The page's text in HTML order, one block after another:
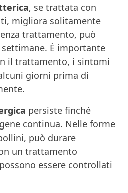
, se trattata con
migliora solitamente
trattamento, può
È importante
il trattamento, i sintomi
giorni prima di
persiste finché
continua. Nelle forme
può durare
un trattamento
essere controllati